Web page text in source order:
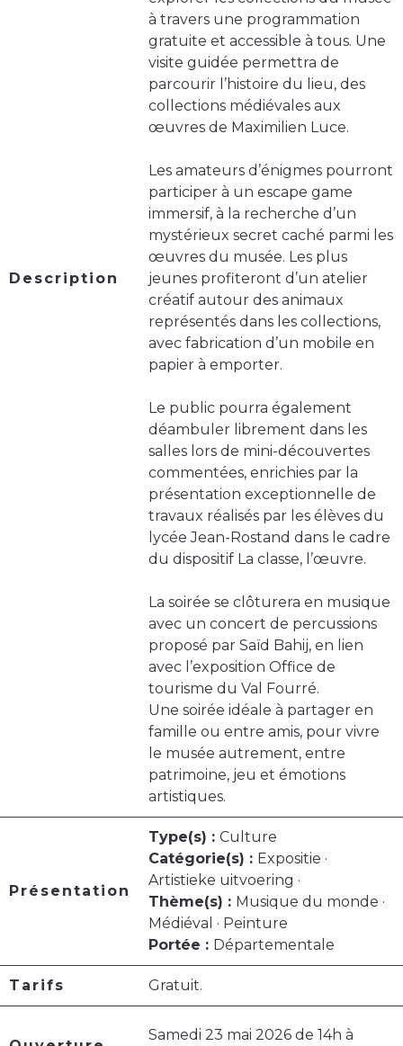
Description
à travers une programmation
gratuite et accessible à tous. Une
visite guidée permettra de
parcourir l’histoire du lieu, des
collections médiévales aux
œuvres de Maximilien Luce.
Les amateurs d’énigmes pourront
participer à un escape game
immersif, à la recherche d’un
mystérieux secret caché parmi les
œuvres du musée. Les plus
jeunes profiteront d’un atelier
créatif autour des animaux
représentés dans les collections,
avec fabrication d’un mobile en
papier à emporter.
Le public pourra également
déambuler librement dans les
salles lors de mini-découvertes
commentées, enrichies par la
présentation exceptionnelle de
travaux réalisés par les élèves du
lycée Jean-Rostand dans le cadre
du dispositif La classe, l’œuvre.
La soirée se clôturera en musique
avec un concert de percussions
proposé par Saïd Bahij, en lien
avec l’exposition Office de
tourisme du Val Fourré.
Une soirée idéale à partager en
famille ou entre amis, pour vivre
le musée autrement, entre
patrimoine, jeu et émotions
artistiques.
Présentation
Type(s) : Culture
Catégorie(s) : Expositie ·
Artistieke uitvoering ·
Thème(s) : Musique du monde ·
Médiéval · Peinture
Portée : Départementale
Tarifs Gratuit.
Samedi 23 mai 2026 de 14h à